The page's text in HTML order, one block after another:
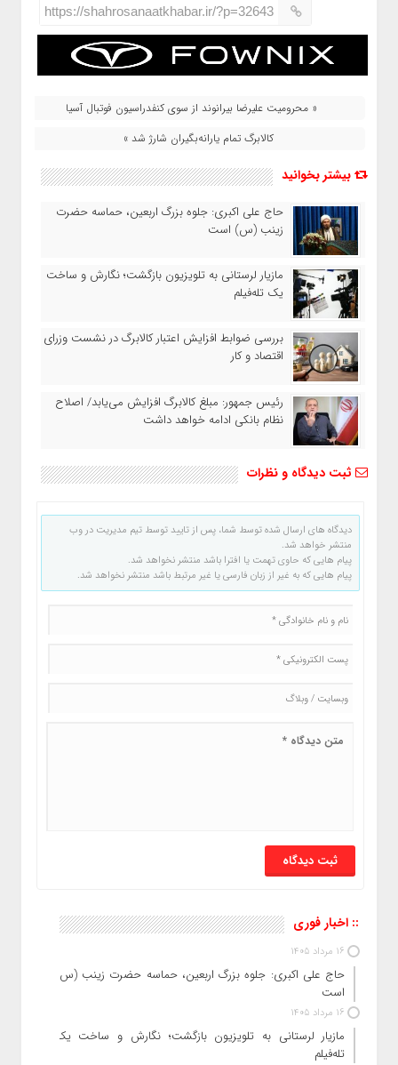
https://shahrosanaatkhabar.ir/?p=32643
« محرومیت علیرضا بیرانوند از سوی کنفدراسیون فوتبال آسیا
کالابرگ تمام یارانه‌بگیران شارژ شد »
بیشتر بخوانید
حاج‌ علی‌ اکبری: جلوه بزرگ اربعین، حماسه حضرت
زینب (س) است
مازیار لرستانی به تلویزیون بازگشت؛ نگارش و ساخت
یک تله‌فیلم
بررسی ضوابط افزایش اعتبار کالابرگ در نشست وزرای
اقتصاد و کار
رئیس‌ جمهور: مبلغ کالابرگ افزایش می‌یابد/ اصلاح
نظام بانکی ادامه خواهد داشت
ثبت دیدگاه و نظرات
دیدگاه های ارسال شده توسط شما، پس از تایید توسط تیم مدیریت در وب
منتشر خواهد شد.
پیام هایی که حاوی تهمت یا افترا باشد منتشر نخواهد شد.
پیام هایی که به غیر از زبان فارسی یا غیر مرتبط باشد منتشر نخواهد شد.
:: اخبار فوری
16 مرداد 1405
حاج‌ علی‌ اکبری: جلوه بزرگ اربعین، حماسه حضرت زینب (س)
است
16 مرداد 1405
مازیار لرستانی به تلویزیون بازگشت؛ نگارش و ساخت یک
تله‌فیلم